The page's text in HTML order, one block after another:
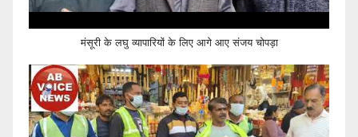
मंसूरी के लघु व्यापारियों के लिए आगे आए संजय चोपड़ा